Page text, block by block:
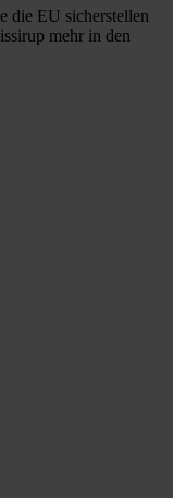
die EU sicherstellen
mehr in den